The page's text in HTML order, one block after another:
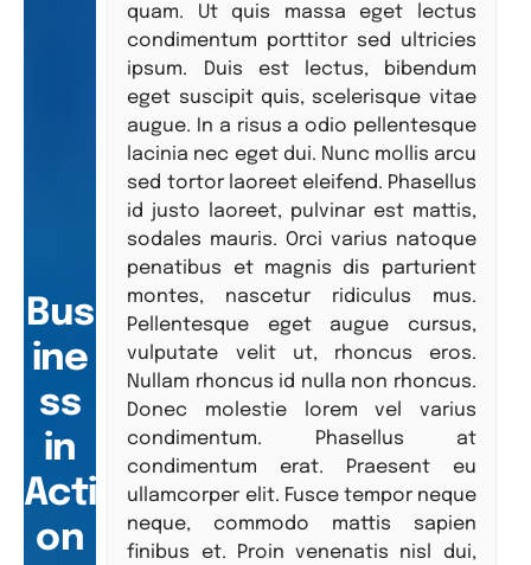
Bus
ine
ss
in
Acti
on
quam. Ut quis massa eget lectus
condimentum porttitor sed ultricies
ipsum. Duis est lectus, bibendum
eget suscipit quis, scelerisque vitae
augue. In a risus a odio pellentesque
lacinia nec eget dui. Nunc mollis arcu
sed tortor laoreet eleifend. Phasellus
id justo laoreet, pulvinar est mattis,
sodales mauris. Orci varius natoque
penatibus et magnis dis parturient
montes, nascetur ridiculus mus.
Pellentesque eget augue cursus,
vulputate velit ut, rhoncus eros.
Nullam rhoncus id nulla non rhoncus.
Donec molestie lorem vel varius
condimentum. Phasellus at
condimentum erat. Praesent eu
ullamcorper elit. Fusce tempor neque
neque, commodo mattis sapien
finibus et. Proin venenatis nisl dui,